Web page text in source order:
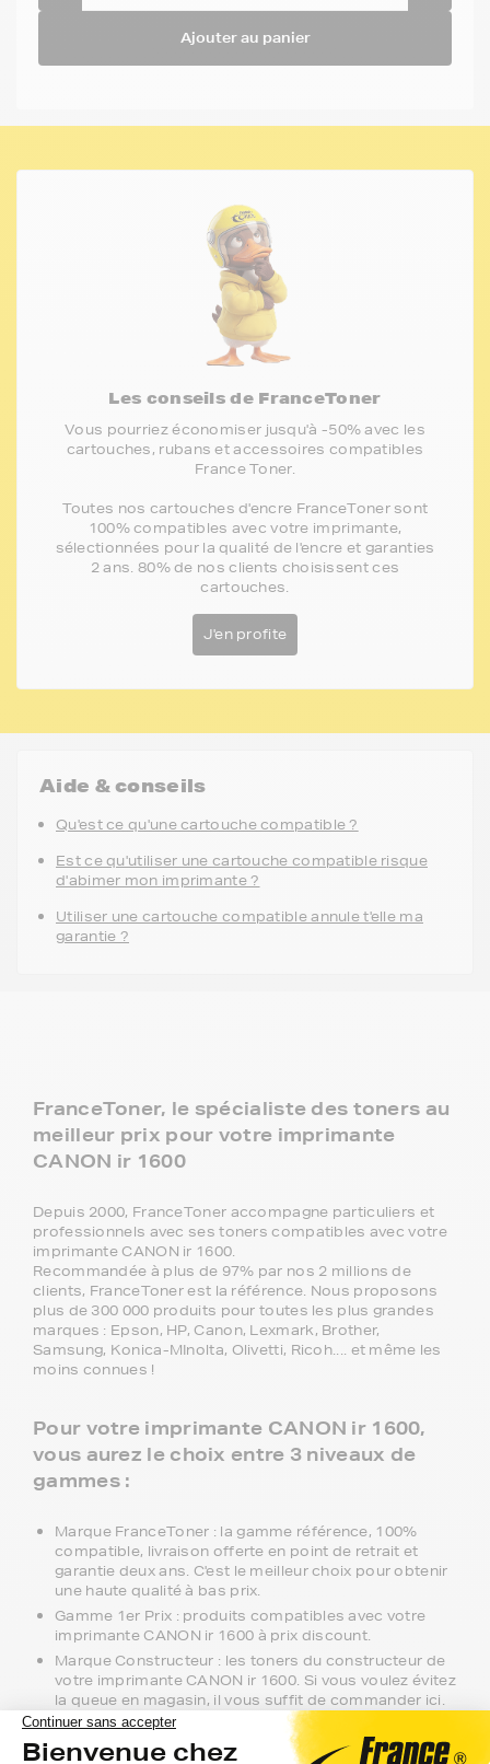
Ajouter au panier
Les conseils de FranceToner
Vous pourriez économiser jusqu'à -50% avec les
cartouches, rubans et accessoires compatibles
France Toner.
Toutes nos cartouches d'encre FranceToner sont
100% compatibles avec votre imprimante,
sélectionnées pour la qualité de l'encre et garanties
2 ans. 80% de nos clients choisissent ces
cartouches.
J'en profite
Aide & conseils
Qu'est ce qu'une cartouche compatible ?
Est ce qu'utiliser une cartouche compatible risque
d'abimer mon imprimante ?
Utiliser une cartouche compatible annule t'elle ma
garantie ?
FranceToner, le spécialiste des toners au
meilleur prix pour votre imprimante
CANON ir 1600
Depuis 2000, FranceToner accompagne particuliers et
professionnels avec ses toners compatibles avec votre
imprimante CANON ir 1600.
Recommandée à plus de 97% par nos 2 millions de
clients, FranceToner est la référence. Nous proposons
plus de 300 000 produits pour toutes les plus grandes
marques : Epson, HP, Canon, Lexmark, Brother,
Samsung, Konica-MInolta, Olivetti, Ricoh.... et même les
moins connues !
Pour votre imprimante CANON ir 1600,
vous aurez le choix entre 3 niveaux de
gammes :
Marque FranceToner : la gamme référence, 100%
compatible, livraison offerte en point de retrait et
garantie deux ans. C'est le meilleur choix pour obtenir
une haute qualité à bas prix.
Gamme 1er Prix : produits compatibles avec votre
imprimante CANON ir 1600 à prix discount.
Marque Constructeur : les toners du constructeur de
votre imprimante CANON ir 1600. Si vous voulez évitez
la queue en magasin, il vous suffit de commander ici.